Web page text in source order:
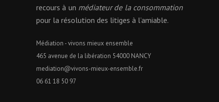
recours à un médiateur de la consommation
pour la résolution des litiges à l’amiable.
Médiation - vivons mieux ensemble
465 avenue de la libération 54000 NANCY
mediation@vivons-mieux-ensemble.fr
06 61 18 50 97